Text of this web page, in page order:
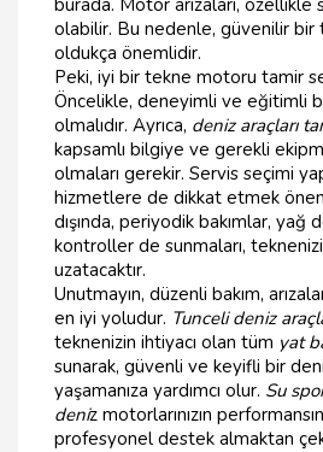
olabilir. Bu nedenle, güvenilir bir
oldukça önemlidir.
Peki, iyi bir tekne motoru tamir
Öncelikle, deneyimli ve eğitimli
olmalıdır. Ayrıca, deniz araçları
kapsamlı bilgiye ve gerekli
olmaları gerekir. Servis seçimi
hizmetlere de dikkat etmek
dışında, periyodik bakımlar,
kontroller de sunmaları,
uzatacaktır.
Unutmayın, düzenli bakım,
en iyi yoludur. Tunceli deniz
teknenizin ihtiyacı olan tüm yat
sunarak, güvenli ve keyifli bir
yaşamanıza yardımcı olur. Su
deniz motorlarınızın
profesyonel destek almaktan